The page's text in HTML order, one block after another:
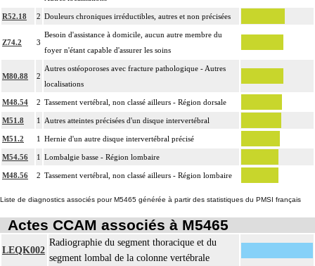
R52.18 2 Douleurs chroniques irréductibles, autres et non précisées
Z74.2 3
Besoin d'assistance à domicile, aucun autre membre du
foyer n'étant capable d'assurer les soins
M80.88 2
Autres ostéoporoses avec fracture pathologique - Autres
localisations
M48.54 2 Tassement vertébral, non classé ailleurs - Région dorsale
M51.8 1 Autres atteintes précisées d'un disque intervertébral
M51.2 1 Hernie d'un autre disque intervertébral précisé
M54.56 1 Lombalgie basse - Région lombaire
M48.56 2 Tassement vertébral, non classé ailleurs - Région lombaire
Liste de diagnostics associés pour M5465 générée à partir des statistiques du PMSI français
Actes CCAM associés à M5465
LEQK002
Radiographie du segment thoracique et du
segment lombal de la colonne vertébrale